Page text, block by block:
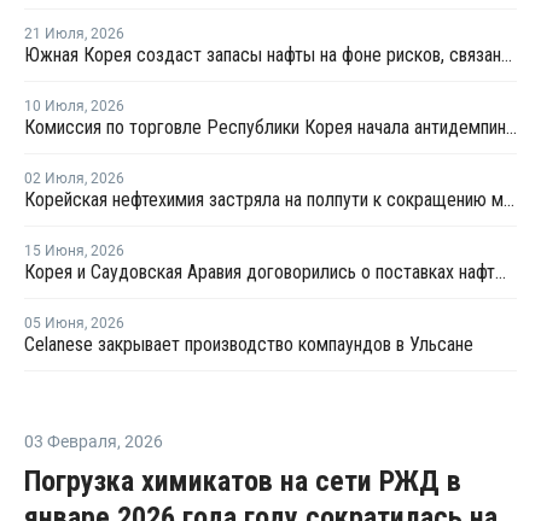
21 Июля, 2026
Южная Корея создаст запасы нафты на фоне рисков, связанных с поставками с Ближнего Востока
10 Июля, 2026
Комиссия по торговле Республики Корея начала антидемпинговое расследование в отношении китайского ПВХ-С
02 Июля, 2026
Корейская нефтехимия застряла на полпути к сокращению мощностей
15 Июня, 2026
Корея и Саудовская Аравия договорились о поставках нафты до конца 2026 года
05 Июня, 2026
Celanese закрывает производство компаундов в Ульсане
03 Февраля, 2026
Погрузка химикатов на сети РЖД в